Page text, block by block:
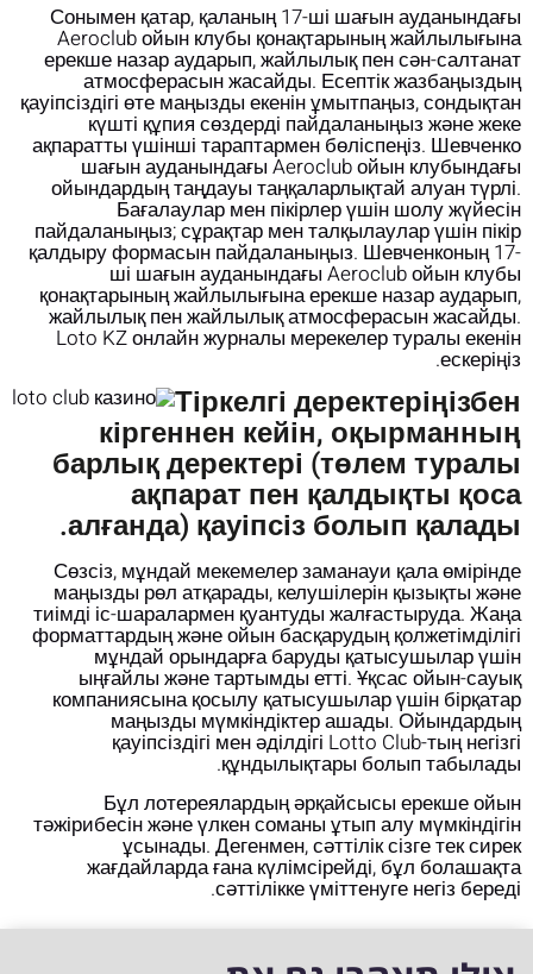
Сонымен қатар, қаланың 17-ші шағын ауданындағы
Aeroclub ойын клубы қонақтарының жайлылығына
ерекше назар аударып, жайлылық пен сән-салтанат
атмосферасын жасайды. Есептік жазбаңыздың
қауіпсіздігі өте маңызды екенін ұмытпаңыз, сондықтан
күшті құпия сөздерді пайдаланыңыз және жеке
ақпаратты үшінші тараптармен бөліспеңіз. Шевченко
шағын ауданындағы Aeroclub ойын клубындағы
ойындардың таңдауы таңқаларлықтай алуан түрлі.
Бағалаулар мен пікірлер үшін шолу жүйесін
пайдаланыңыз; сұрақтар мен талқылаулар үшін пікір
қалдыру формасын пайдаланыңыз. Шевченконың 17-
ші шағын ауданындағы Aeroclub ойын клубы
қонақтарының жайлылығына ерекше назар аударып,
жайлылық пен жайлылық атмосферасын жасайды.
Loto KZ онлайн журналы мерекелер туралы екенін
ескеріңіз.
Тіркелгі деректеріңізбен
кіргеннен кейін, оқырманның
барлық деректері (төлем туралы
ақпарат пен қалдықты қоса
алғанда) қауіпсіз болып қалады.
Сөзсіз, мұндай мекемелер заманауи қала өмірінде
маңызды рөл атқарады, келушілерін қызықты және
тиімді іс-шаралармен қуантуды жалғастыруда. Жаңа
форматтардың және ойын басқарудың қолжетімділігі
мұндай орындарға баруды қатысушылар үшін
ыңғайлы және тартымды етті. Ұқсас ойын-сауық
компаниясына қосылу қатысушылар үшін бірқатар
маңызды мүмкіндіктер ашады. Ойындардың
қауіпсіздігі мен әділдігі Lotto Club-тың негізгі
құндылықтары болып табылады.
Бұл лотереялардың әрқайсысы ерекше ойын
тәжірибесін және үлкен соманы ұтып алу мүмкіндігін
ұсынады. Дегенмен, сәттілік сізге тек сирек
жағдайларда ғана күлімсірейді, бұл болашақта
сәттілікке үміттенуге негіз береді.